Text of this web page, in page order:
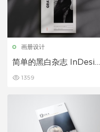
画册设计
简单的黑白杂志 InDesig
1359